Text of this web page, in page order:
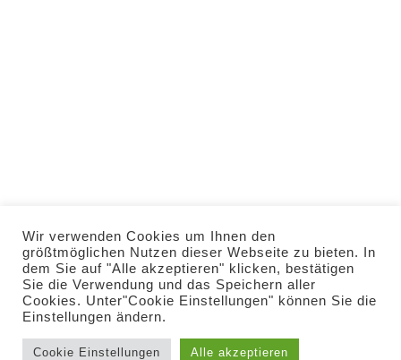
Copyright 2022 Gasthof Stern
Rammingen
Wir verwenden Cookies um Ihnen den
größtmöglichen Nutzen dieser Webseite zu bieten. In
dem Sie auf "Alle akzeptieren" klicken, bestätigen
Sie die Verwendung und das Speichern aller
Cookies. Unter"Cookie Einstellungen" können Sie die
Einstellungen ändern.
Cookie Einstellungen Alle akzeptieren